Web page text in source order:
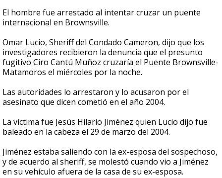
seconds
El hombre fue arrestado al intentar cruzar un puente
internacional en Brownsville.
Omar Lucio, Sheriff del Condado Cameron, dijo que los
investigadores recibieron la denuncia que el presunto
fugitivo Ciro Cantú Muñoz cruzaría el Puente Brownsville-
Matamoros el miércoles por la noche.
Las autoridades lo arrestaron y lo acusaron por el
asesinato que dicen cometió en el año 2004.
La víctima fue Jesús Hilario Jiménez quien Lucio dijo fue
baleado en la cabeza el 29 de marzo del 2004.
Jiménez estaba saliendo con la ex-esposa del sospechoso,
y de acuerdo al sheriff, se molestó cuando vio a Jiménez
en su vehículo afuera de la casa de su ex-esposa.